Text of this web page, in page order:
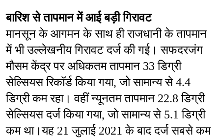
बारिश से तापमान में आई बड़ी गिरावट
मानसून के आगमन के साथ ही राजधानी के तापमान
में भी उल्लेखनीय गिरावट दर्ज की गई। सफदरजंग
मौसम केंद्र पर अधिकतम तापमान 33 डिग्री
सेल्सियस रिकॉर्ड किया गया, जो सामान्य से 4.4
डिग्री कम रहा। वहीं न्यूनतम तापमान 22.8 डिग्री
सेल्सियस दर्ज किया गया, जो सामान्य से 5.1 डिग्री
कम था।यह 21 जुलाई 2021 के बाद दर्ज सबसे कम